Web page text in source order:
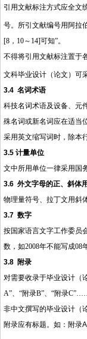
引用文献标注方式应全文
号。所引文献编号用阿拉
[8， 10～ 14]可知”。
不得将引用文献标注置于
文科毕业设计（论文）可
3.4 名词术语
科技名词术语及设备、元
殊名词或新名词应在适当
采用英文缩写词时，除本
3.5 计量单位
文中所用单位一律采用国
3.6 外文字母的正、斜体
物理量符号、拉丁文用斜
3.7 数字
按国家语言文字工作委员
数，如2008年不能写成08
3.8 附录
对需要收录于毕业设计（
A”、“附录B”、“附录C”……
非中文撰写的毕业设计（
附录应有标题。如：附录A